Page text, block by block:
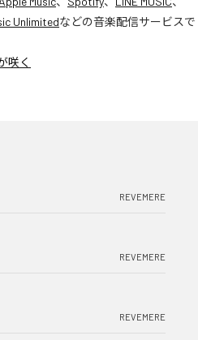
Unlimitedなどの音楽配信サービスで
咲く
REVEMERE
REVEMERE
REVEMERE